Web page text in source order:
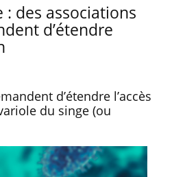
des associations
d’étendre
d’étendre l’accès
du singe (ou